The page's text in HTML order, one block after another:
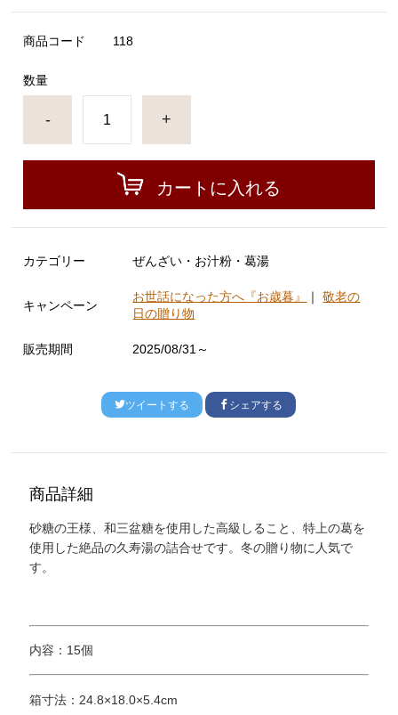
商品コード 118
数量
- +
カートに入れる
カテゴリー ぜんざい・お汁粉・葛湯
キャンペーン
お世話になった方へ『お歳暮』 ｜敬老の
日の贈り物
販売期間 2025/08/31～
ツイートする シェアする
商品詳細
砂糖の王様、和三盆糖を使用した高級しること、特上の葛を
使用した絶品の久寿湯の詰合せです。冬の贈り物に人気で
す。
内容：15個
箱寸法：24.8×18.0×5.4cm